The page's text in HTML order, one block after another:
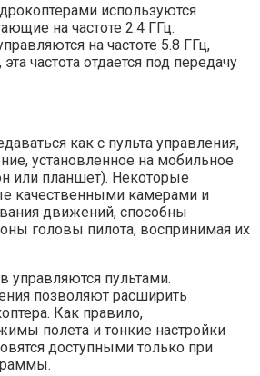
используются
на частоте 2.4 ГГц.
на частоте 5.8 ГГц,
частота отдается под передачу
как с пульта управления,
установленное на мобильное
или планшет). Некоторые
качественными камерами и
движений, способны
головы пилота, воспринимая их
управляются пультами.
позволяют расширить
Как правило,
полета и тонкие настройки
доступными только при